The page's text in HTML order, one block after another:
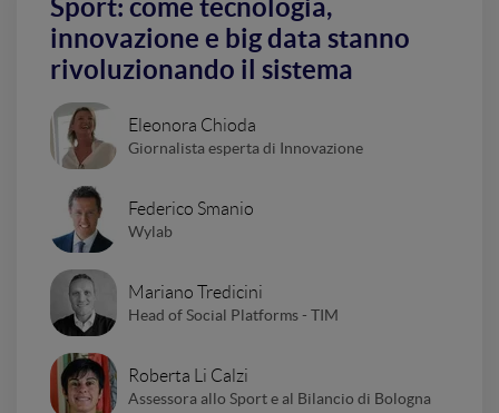
Sport: come tecnologia,
innovazione e big data stanno
rivoluzionando il sistema
Eleonora Chioda
Giornalista esperta di Innovazione
Federico Smanio
Wylab
Mariano Tredicini
Head of Social Platforms - TIM
Roberta Li Calzi
Assessora allo Sport e al Bilancio di Bologna